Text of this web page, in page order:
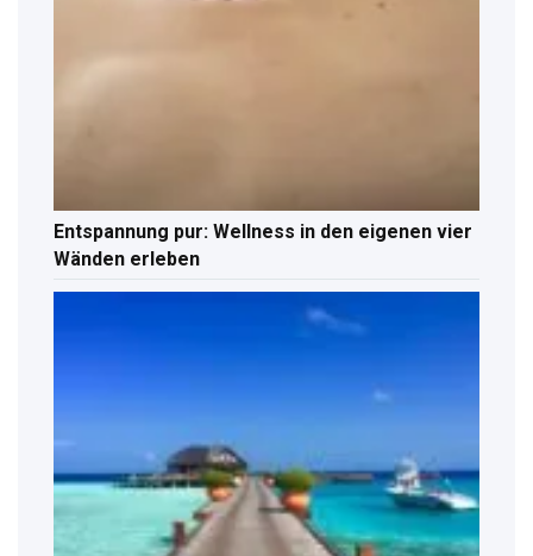
Entspannung pur: Wellness in den eigenen vier
Wänden erleben